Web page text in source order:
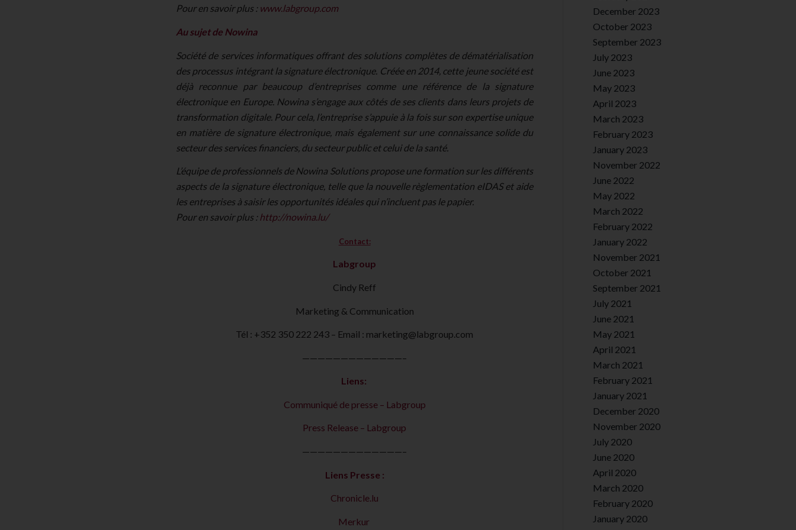
Pour en savoir plus : www.labgroup.com
Au sujet de Nowina
Société de services informatiques offrant des solutions complètes de dématérialisation
des processus intégrant la signature électronique. Créée en 2014, cette jeune société est
déjà reconnue par beaucoup d’entreprises comme une référence de la signature
électronique en Europe. Nowina s’engage aux côtés de ses clients dans leurs projets de
transformation digitale. Pour cela, l’entreprise s’appuie à la fois sur son expertise unique
en matière de signature électronique, mais également sur une connaissance solide du
secteur des services financiers, du secteur public et celui de la santé.
L’équipe de professionnels de Nowina Solutions propose une formation sur les différents
aspects de la signature électronique, telle que la nouvelle règlementation eIDAS et aide
les entreprises à saisir les opportunités idéales qui n’incluent pas le papier.
Pour en savoir plus : http://nowina.lu/
Contact:
Labgroup
Cindy Reff
Marketing & Communication
Tél : +352 350 222 243 – Email : marketing@labgroup.com
—————————————–
Liens:
Communiqué de presse – Labgroup
Press Release – Labgroup
—————————————–
Liens Presse :
Chronicle.lu
Merkur
December 2023
October 2023
September 2023
July 2023
June 2023
May 2023
April 2023
March 2023
February 2023
January 2023
November 2022
June 2022
May 2022
March 2022
February 2022
January 2022
November 2021
October 2021
September 2021
July 2021
June 2021
May 2021
April 2021
March 2021
February 2021
January 2021
December 2020
November 2020
July 2020
June 2020
April 2020
March 2020
February 2020
January 2020